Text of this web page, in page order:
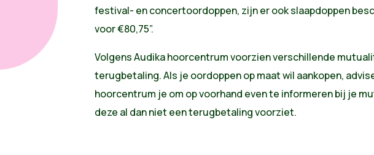
festival- en concertoordoppen, zijn er ook slaapdoppen
voor €80,75”.
Volgens Audika hoorcentrum voorzien verschillende
terugbetaling. Als je oordoppen op maat wil aankopen,
hoorcentrum je om op voorhand even te informeren bij je
deze al dan niet een terugbetaling voorziet.